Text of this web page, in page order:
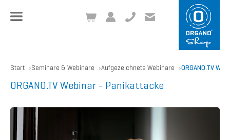
+49 8504 957999-0
ano.ch
Start Seminare & Webinare Aufgezeichnete Webinare ORGANO.TV
ORGANO.TV Webinar - Panikattacke